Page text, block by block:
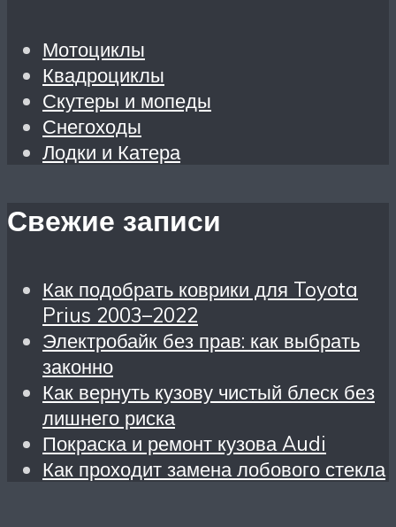
Мотоциклы
Квадроциклы
Скутеры и мопеды
Снегоходы
Лодки и Катера
Свежие записи
Как подобрать коврики для Toyota
Prius 2003–2022
Электробайк без прав: как выбрать
законно
Как вернуть кузову чистый блеск без
лишнего риска
Покраска и ремонт кузова Audi
Как проходит замена лобового стекла